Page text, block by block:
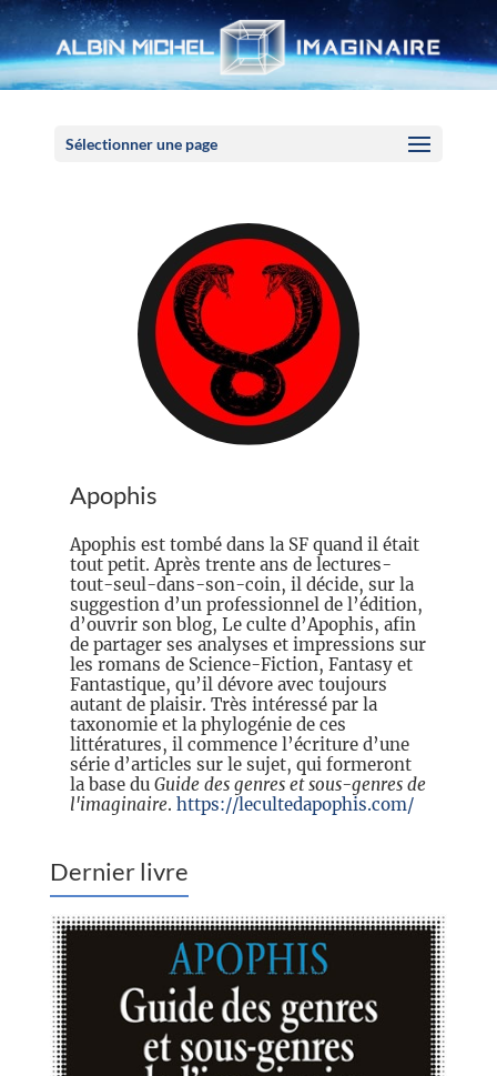
Sélectionner une page
Apophis
Apophis est tombé dans la SF quand il était
tout petit. Après trente ans de lectures-
tout-seul-dans-son-coin, il décide, sur la
suggestion d’un professionnel de l’édition,
d’ouvrir son blog, Le culte d’Apophis, afin
de partager ses analyses et impressions sur
les romans de Science-Fiction, Fantasy et
Fantastique, qu’il dévore avec toujours
autant de plaisir. Très intéressé par la
taxonomie et la phylogénie de ces
littératures, il commence l’écriture d’une
série d’articles sur le sujet, qui formeront
la base du Guide des genres et sous-genres de
l'imaginaire. https://lecultedapophis.com/
Dernier livre
Panneau de gestion des cookies